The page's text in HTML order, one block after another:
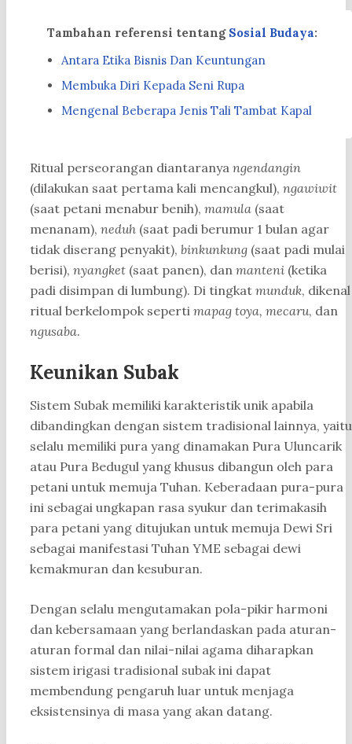
Tambahan referensi tentang Sosial Budaya:
Antara Etika Bisnis Dan Keuntungan
Membuka Diri Kepada Seni Rupa
Mengenal Beberapa Jenis Tali Tambat Kapal
Ritual perseorangan diantaranya ngendangin
(dilakukan saat pertama kali mencangkul), ngawiwit
(saat petani menabur benih), mamula (saat
menanam), neduh (saat padi berumur 1 bulan agar
tidak diserang penyakit), binkunkung (saat padi mulai
berisi), nyangket (saat panen), dan manteni (ketika
padi disimpan di lumbung). Di tingkat munduk, dikenal
ritual berkelompok seperti mapag toya, mecaru, dan
ngusaba.
Keunikan Subak
Sistem Subak memiliki karakteristik unik apabila
dibandingkan dengan sistem tradisional lainnya, yaitu
selalu memiliki pura yang dinamakan Pura Uluncarik
atau Pura Bedugul yang khusus dibangun oleh para
petani untuk memuja Tuhan. Keberadaan pura-pura
ini sebagai ungkapan rasa syukur dan terimakasih
para petani yang ditujukan untuk memuja Dewi Sri
sebagai manifestasi Tuhan YME sebagai dewi
kemakmuran dan kesuburan.
Dengan selalu mengutamakan pola-pikir harmoni
dan kebersamaan yang berlandaskan pada aturan-
aturan formal dan nilai-nilai agama diharapkan
sistem irigasi tradisional subak ini dapat
membendung pengaruh luar untuk menjaga
eksistensinya di masa yang akan datang.